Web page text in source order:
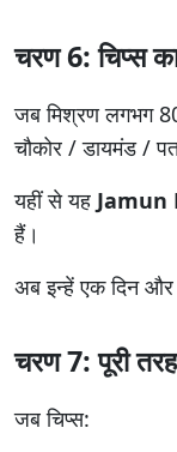
चरण 6: चिप्स
जब मिश्रण लगभग
चौकोर / डायमंड /
यहीं से यह Jamun
हैं।
अब इन्हें एक दिन
चरण 7: पूरी
जब चिप्स: